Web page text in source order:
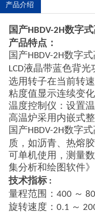
产品介绍
国产HBDV-2H数字
产品特点：
国产HBDV-2H数字
LCD液晶带蓝色背光
选用转子在当前转
粘度值显示连续变
温度控制仪：设置
高温炉采用内嵌式
国产HBDV-2H数字
质，如沥青、热熔
可单机使用，测量
集分析和绘图软件
技术指标 :
量程范围： 400 ～
旋转速度： 0.1 ～